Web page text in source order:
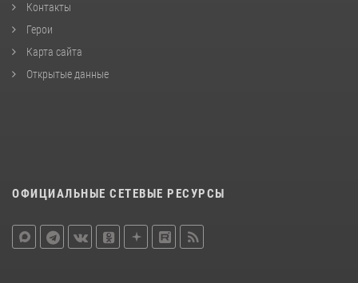
Контакты
Герои
Карта сайта
Открытые данные
ОФИЦИАЛЬНЫЕ СЕТЕВЫЕ РЕСУРСЫ